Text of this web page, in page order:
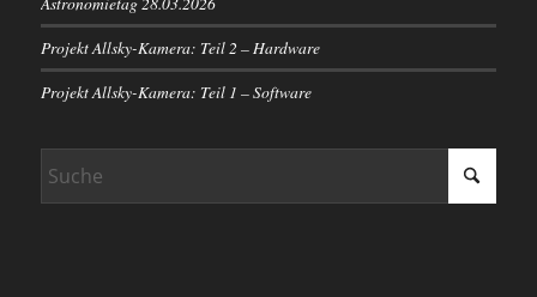
Projekt Allsky-Kamera: Teil 2 – Hardware
Projekt Allsky-Kamera: Teil 1 – Software